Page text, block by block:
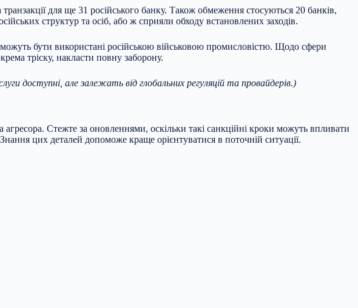
для ще 31 російського банку. Також обмеження стосуються 20 банків,
структур та осіб, або ж сприяли обходу встановлених заходів.
бути використані російською військовою промисловістю. Щодо сфери
тріску, накласти повну заборону.
доступні, але залежать від глобальних регуляцій та провайдерів.)
Стежте за оновленнями, оскільки такі санкційні кроки можуть впливати
цих деталей допоможе краще орієнтуватися в поточній ситуації.